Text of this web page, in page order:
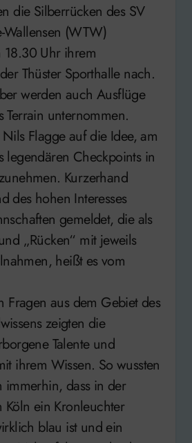
Wallensen (WTW)
18.30 Uhr ihrem
Thüster Sporthalle nach.
werden auch Ausflüge
Terrain unternommen.
Flagge auf die Idee, am
legendären Checkpoints in
Kurzerhand
des hohen Interesses
gemeldet, die als
„Rücken“ mit jeweils
heißt es vom
Fragen aus dem Gebiet des
zeigten die
Talente und
ihrem Wissen. So wussten
immerhin, dass in der
Köln ein Kronleuchter
blau ist und ein